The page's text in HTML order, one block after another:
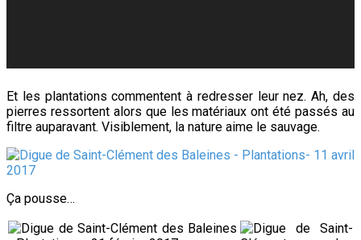
Et les plantations commentent à redresser leur nez. Ah, des
pierres ressortent alors que les matériaux ont été passés au
filtre auparavant. Visiblement, la nature aime le sauvage.
Ça pousse…